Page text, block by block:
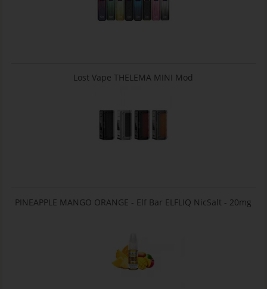
Lost Vape THELEMA MINI Mod
PINEAPPLE MANGO ORANGE - Elf Bar ELFLIQ NicSalt - 20mg